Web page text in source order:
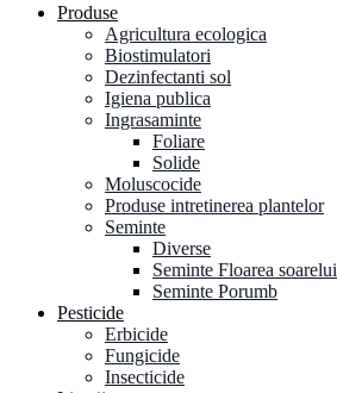
Produse
Agricultura ecologica
Biostimulatori
Dezinfectanti sol
Igiena publica
Ingrasaminte
Foliare
Solide
Moluscocide
Produse intretinerea plantelor
Seminte
Diverse
Seminte Floarea soarelui
Seminte Porumb
Pesticide
Erbicide
Fungicide
Insecticide